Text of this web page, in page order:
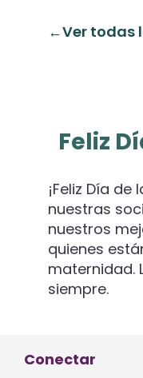
Ver todas
Feliz
¡Feliz Día
nuestras
nuestros
quienes
maternidad.
siempre.
Conectar